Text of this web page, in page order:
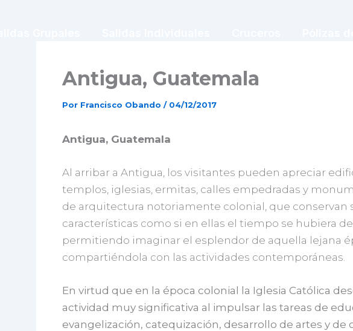
Antigua, Guatemala
Por Francisco Obando / 04/12/2017
Antigua, Guatemala
Al arribar a Antigua, los visitantes pueden apreciar
templos, iglesias, ermitas, calles empedradas y
de arquitectura notoriamente colonial, que conservan
características como si en ellas el tiempo se hubiera
permitiendo imaginar el esplendor de aquella lejana
compartiéndola con las actividades contemporáneas.
En virtud que en la época colonial la Iglesia Católica
actividad muy significativa al impulsar las tareas de
evangelización, catequización, desarrollo de artes y de